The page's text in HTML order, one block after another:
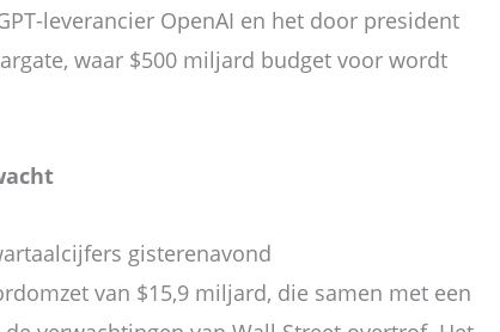
leverancier OpenAI en het door president
waar $500 miljard budget voor wordt
gisterenavond
van $15,9 miljard, die samen met een